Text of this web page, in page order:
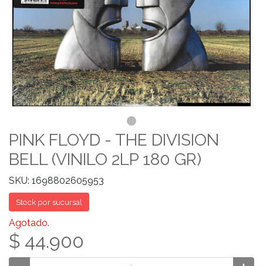
PINK FLOYD - THE DIVISION
BELL (VINILO 2LP 180 GR)
SKU: 1698802605953
Stock por sucursal
Agotado.
$ 44.900